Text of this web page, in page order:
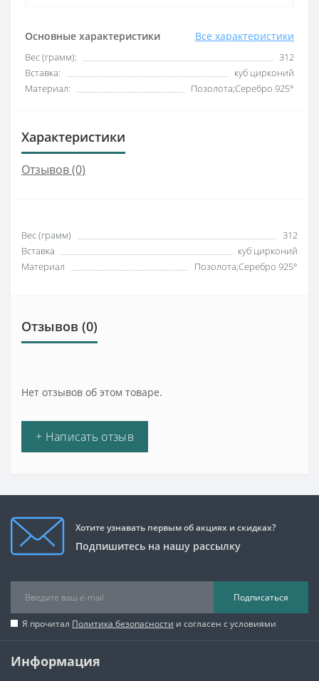
Основные характеристики Все характеристики
Вес (грамм):
312
Вставка:
куб цирконий
Материал:
Позолота;Серебро 925°
Характеристики
Отзывов (0)
Вес (грамм)
312
Вставка
куб цирконий
Материал
Позолота;Серебро 925°
Отзывов (0)
Нет отзывов об этом товаре.
+ Написать отзыв
Хотите узнавать первым об акциях и скидках?
Подпишитесь на нашу рассылку
Подписаться
Я прочитал Политика безопасности и согласен с условиями
Информация